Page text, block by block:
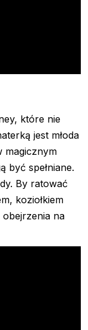
które nie
jest młoda
magicznym
być spełniane.
By ratować
koziołkiem
na